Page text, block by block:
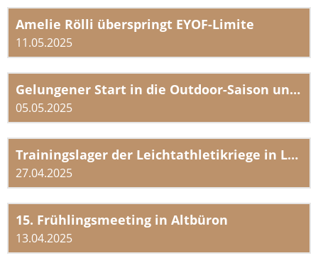
Amelie Rölli überspringt EYOF-Limite
11.05.2025
Gelungener Start in die Outdoor-Saison und 3 SM-Limiten
05.05.2025
Trainingslager der Leichtathletikriege in Lausanne
27.04.2025
15. Frühlingsmeeting in Altbüron
13.04.2025